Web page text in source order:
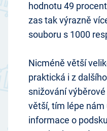
hodnotu 49
zas tak výrazně
souboru s 1000
Nicméně větší
praktická i z
snižování
větší, tím lépe
informace o